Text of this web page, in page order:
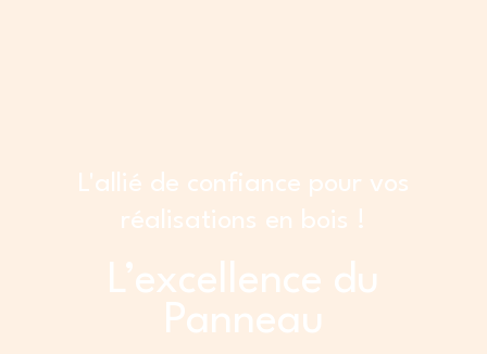
L'allié de confiance pour vos
réalisations en bois !
L’excellence du
Panneau